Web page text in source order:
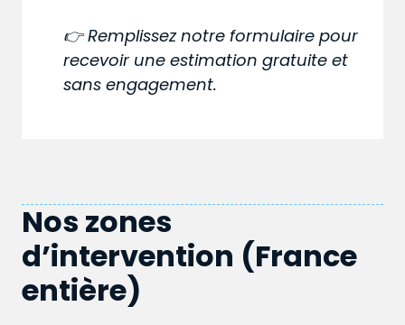
👉 Remplissez notre formulaire pour
recevoir une estimation gratuite et
sans engagement.
Nos zones
d’intervention (France
entière)